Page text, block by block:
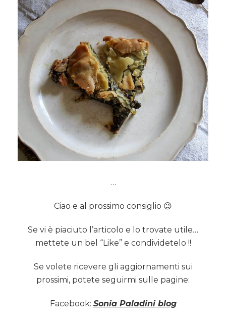
…
Ciao e al prossimo consiglio 😉
Se vi è piaciuto l’articolo e lo trovate utile…
mettete un bel “Like” e condividetelo !!
Se volete ricevere gli aggiornamenti sui
prossimi, potete seguirmi sulle pagine:
Facebook: Sonia Paladini blog